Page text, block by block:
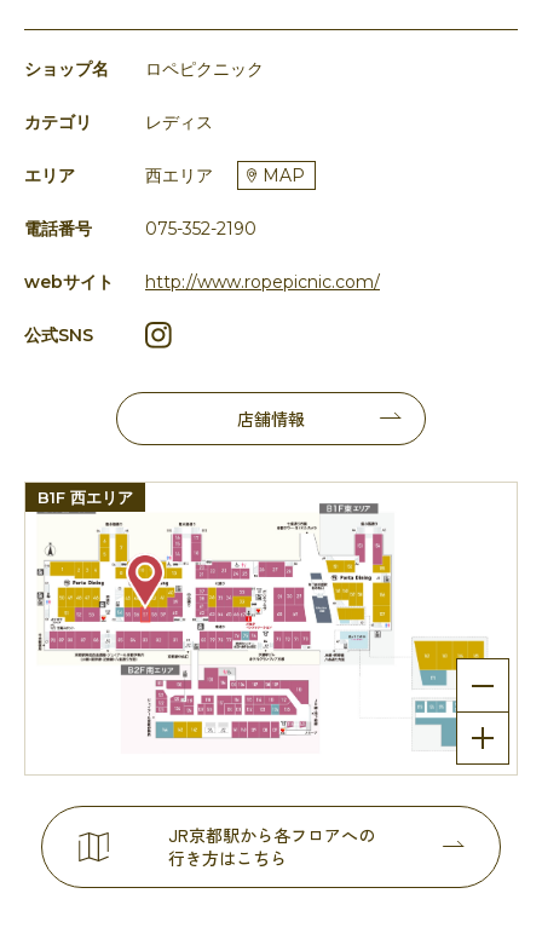
ショップ名 ロペピクニック
カテゴリ レディス
エリア 西エリア MAP
電話番号 075-352-2190
webサイト http://www.ropepicnic.com/
公式SNS
店舗情報
B1F 西エリア
JR京都駅から各フロアへの
行き方はこちら